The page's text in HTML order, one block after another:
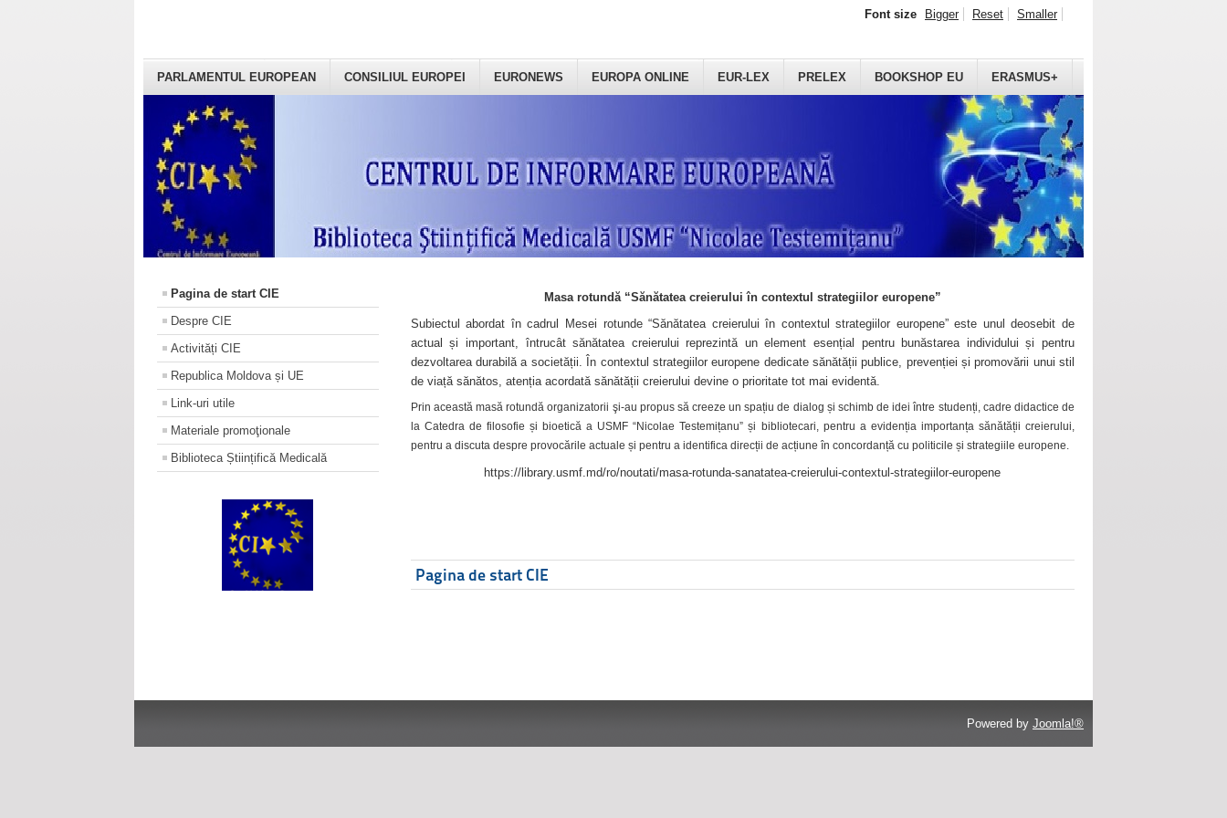
PARLAMENTUL EUROPEAN CONSILIUL EUROPEI EURONEWS EUROPA ONLINE EUR-LEX PRELEX BOOKSHOP EU ERASMUS+
Font size Bigger Reset Smaller
Pagina de start CIE
Despre CIE
Activități CIE
Republica Moldova și UE
Link-uri utile
Materiale promoţionale
Biblioteca Științifică Medicală
Masa rotundă “Sănătatea creierului în contextul strategiilor europene”
Subiectul abordat în cadrul Mesei rotunde “Sănătatea creierului în contextul strategiilor europene” este unul deosebit de
actual și important, întrucât sănătatea creierului reprezintă un element esențial pentru bunăstarea individului și pentru
dezvoltarea durabilă a societății. În contextul strategiilor europene dedicate sănătății publice, prevenției și promovării unui stil
de viață sănătos, atenția acordată sănătății creierului devine o prioritate tot mai evidentă.
Prin această masă rotundă organizatorii şi-au propus să creeze un spațiu de dialog și schimb de idei între studenți, cadre didactice de
la Catedra de filosofie și bioetică a USMF “Nicolae Testemițanu” și bibliotecari, pentru a evidenția importanța sănătății creierului,
pentru a discuta despre provocările actuale și pentru a identifica direcții de acțiune în concordanță cu politicile și strategiile europene.
https://library.usmf.md/ro/noutati/masa-rotunda-sanatatea-creierului-contextul-strategiilor-europene
Pagina de start CIE
Powered by Joomla!®